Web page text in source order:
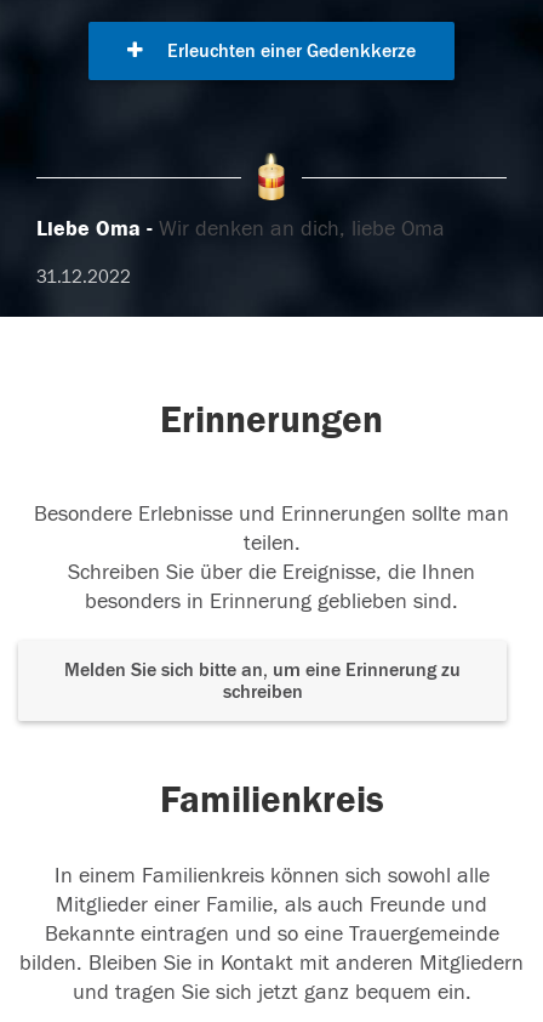
Erleuchten einer Gedenkkerze
Liebe Oma Wir denken an dich, liebe Oma
31.12.2022
Erinnerungen
Besondere Erlebnisse und Erinnerungen sollte man
teilen.
Schreiben Sie über die Ereignisse, die Ihnen
besonders in Erinnerung geblieben sind.
Melden Sie sich bitte an, um eine Erinnerung zu
schreiben
Familienkreis
In einem Familienkreis können sich sowohl alle
Mitglieder einer Familie, als auch Freunde und
Bekannte eintragen und so eine Trauergemeinde
bilden. Bleiben Sie in Kontakt mit anderen Mitgliedern
und tragen Sie sich jetzt ganz bequem ein.